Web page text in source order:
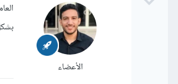
الأعضاء